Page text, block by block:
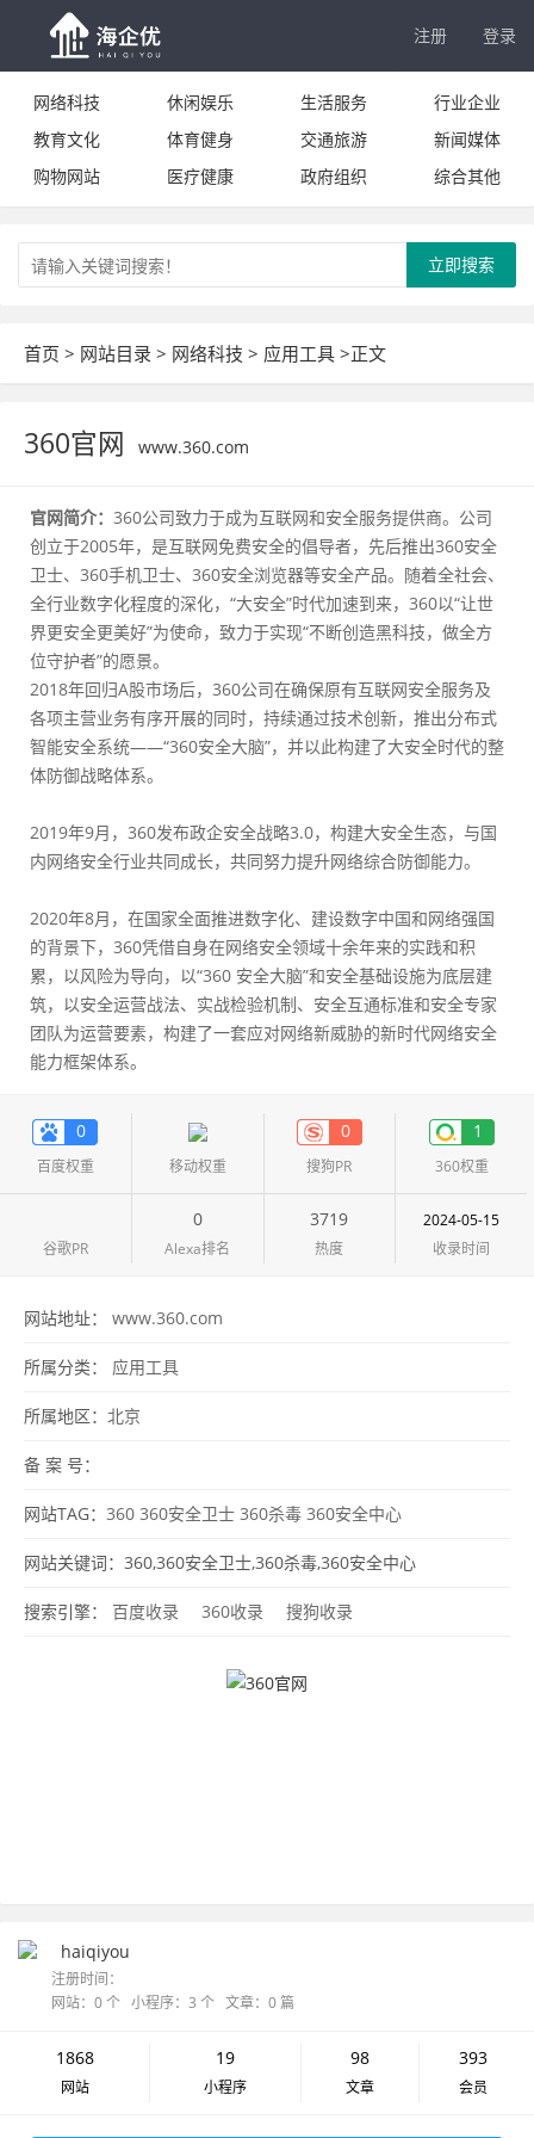
注册 登录
网络科技 休闲娱乐 生活服务
行业企业
教育文化
体育健身 交通旅游
新闻媒体
购物网站
医疗健康 政府组织 综合其他
立即搜索
首页 > 网站目录 > 网络科技 > 应用工具 >正文
360官网 www.360.com
官网简介： 360公司致力于成为互联网和安全服务提供商。公司
创立于2005年，是互联网免费安全的倡导者，先后推出360安全
卫士、360手机卫士、360安全浏览器等安全产品。随着全社会、
全行业数字化程度的深化，“大安全”时代加速到来，360以“让世
界更安全更美好”为使命，致力于实现“不断创造黑科技，做全方
位守护者”的愿景。
2018年回归A股市场后，360公司在确保原有互联网安全服务及
各项主营业务有序开展的同时，持续通过技术创新，推出分布式
智能安全系统——“360安全大脑”，并以此构建了大安全时代的整
体防御战略体系。
2019年9月，360发布政企安全战略3.0，构建大安全生态，与国
内网络安全行业共同成长，共同努力提升网络综合防御能力。
2020年8月，在国家全面推进数字化、建设数字中国和网络强国
的背景下，360凭借自身在网络安全领域十余年来的实践和积
累，以风险为导向，以“360 安全大脑”和安全基础设施为底层建
筑，以安全运营战法、实战检验机制、安全互通标准和安全专家
团队为运营要素，构建了一套应对网络新威胁的新时代网络安全
能力框架体系。
0
百度权重 移动权重
0
搜狗PR
1
360权重
谷歌PR
0
Alexa排名
3719
热度
2024-05-15
收录时间
网站地址： www.360.com
所属分类： 应用工具
所属地区： 北京
备 案 号：
网站TAG： 360 360安全卫士 360杀毒 360安全中心
网站关键词：360,360安全卫士,360杀毒,360安全中心
搜索引擎： 百度收录 360收录 搜狗收录
haiqiyou
注册时间：
网站：0 个 小程序：3 个 文章：0 篇
1868
网站
19
小程序
98
文章
393
会员